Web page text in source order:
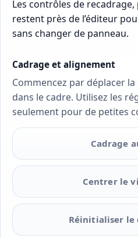
Les contrôles de
restent près de l’éditeur
sans changer de panneau.
Cadrage et alignement
Commencez par déplacer
dans le cadre. Utilisez les
seulement pour de petites
Cadrage
Centrer le
Réinitialiser le